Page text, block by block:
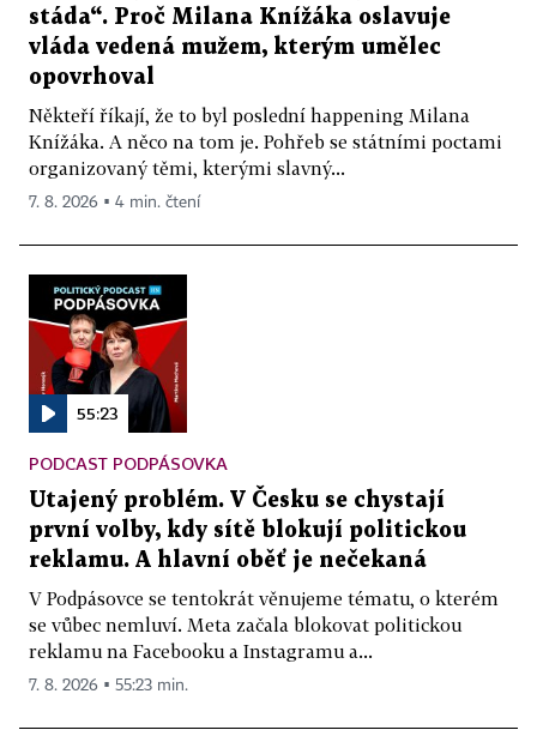
stáda“. Proč Milana Knížáka oslavuje
vláda vedená mužem, kterým umělec
opovrhoval
Někteří říkají, že to byl poslední happening Milana
Knížáka. A něco na tom je. Pohřeb se státními poctami
organizovaný těmi, kterými slavný...
7. 8. 2026 ▪ 4 min. čtení
55:23
PODCAST PODPÁSOVKA
Utajený problém. V Česku se chystají
první volby, kdy sítě blokují politickou
reklamu. A hlavní oběť je nečekaná
V Podpásovce se tentokrát věnujeme tématu, o kterém
se vůbec nemluví. Meta začala blokovat politickou
reklamu na Facebooku a Instagramu a...
7. 8. 2026 ▪ 55:23 min.